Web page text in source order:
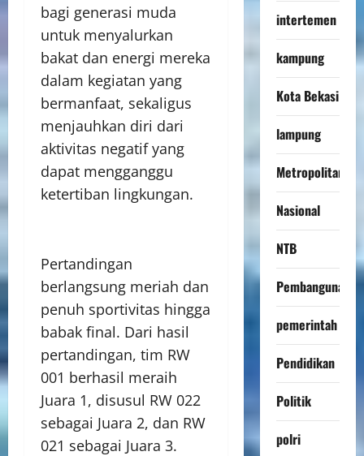
bagi generasi muda
untuk menyalurkan
bakat dan energi mereka
dalam kegiatan yang
bermanfaat, sekaligus
menjauhkan diri dari
aktivitas negatif yang
dapat mengganggu
ketertiban lingkungan.
Pertandingan
berlangsung meriah dan
penuh sportivitas hingga
babak final. Dari hasil
pertandingan, tim RW
001 berhasil meraih
Juara 1, disusul RW 022
sebagai Juara 2, dan RW
021 sebagai Juara 3.
intertemen
kampung
Kota Bekasi
lampung
Metropolitan
Nasional
NTB
Pembangunan
pemerintah
Pendidikan
Politik
polri